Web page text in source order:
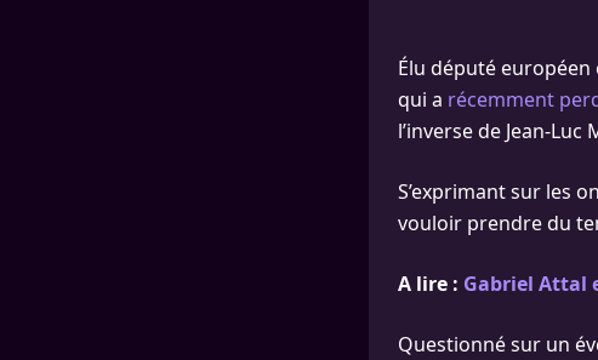
Élu député européen
qui a récemment
l’inverse de Jean-
S’exprimant sur les
vouloir prendre du
A lire : Gabriel Attal
Questionné sur un